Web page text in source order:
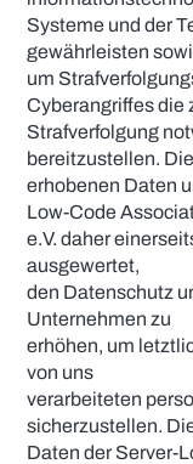
Systeme und der
gewährleisten
um
Cyberangriffes die
Strafverfolgung
bereitzustellen.
erhobenen Daten
Low-Code
e.V. daher
ausgewertet,
den Datenschutz
Unternehmen zu
erhöhen, um
von uns
verarbeiteten
sicherzustellen.
Daten der Server-